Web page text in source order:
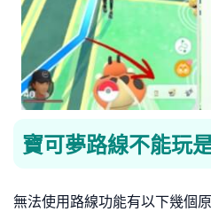
寶可夢路線不能玩
無法使用路線功能有以下幾個原